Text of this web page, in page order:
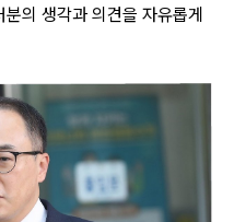
의 생각과 의견을 자유롭게